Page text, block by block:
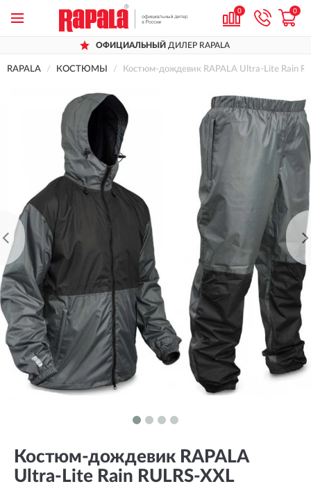
0 0
ОФИЦИАЛЬНЫЙ ДИЛЕР RAPALA
RAPALA КОСТЮМЫ Костюм-дождевик RAPALA Ultra-Lite Rain
Костюм-дождевик RAPALA
Ultra-Lite Rain RULRS-XXL